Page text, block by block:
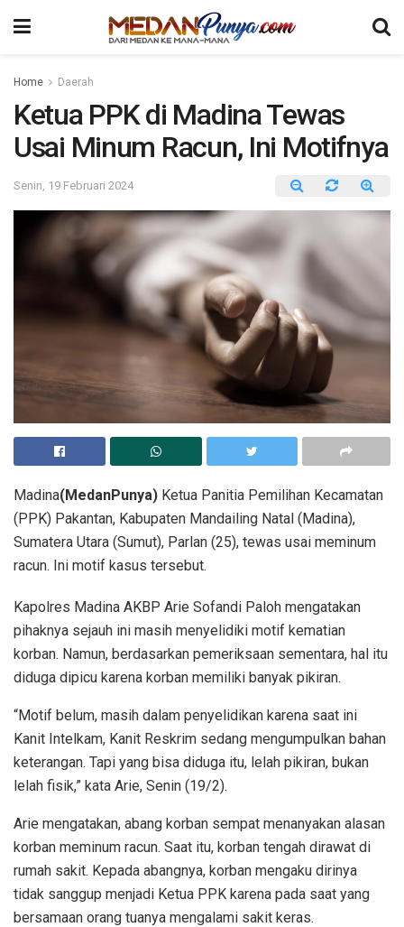
Home Daerah
Ketua PPK di Madina Tewas
Usai Minum Racun, Ini Motifnya
Senin, 19 Februari 2024
Madina(MedanPunya) Ketua Panitia Pemilihan Kecamatan
(PPK) Pakantan, Kabupaten Mandailing Natal (Madina),
Sumatera Utara (Sumut), Parlan (25), tewas usai meminum
racun. Ini motif kasus tersebut.
Kapolres Madina AKBP Arie Sofandi Paloh mengatakan
pihaknya sejauh ini masih menyelidiki motif kematian
korban. Namun, berdasarkan pemeriksaan sementara, hal itu
diduga dipicu karena korban memiliki banyak pikiran.
“Motif belum, masih dalam penyelidikan karena saat ini
Kanit Intelkam, Kanit Reskrim sedang mengumpulkan bahan
keterangan. Tapi yang bisa diduga itu, lelah pikiran, bukan
lelah fisik,” kata Arie, Senin (19/2).
Arie mengatakan, abang korban sempat menanyakan alasan
korban meminum racun. Saat itu, korban tengah dirawat di
rumah sakit. Kepada abangnya, korban mengaku dirinya
tidak sanggup menjadi Ketua PPK karena pada saat yang
bersamaan orang tuanya mengalami sakit keras.